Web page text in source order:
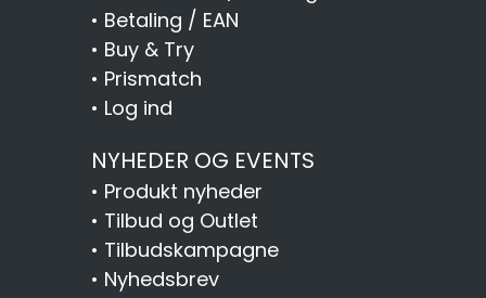
• Betaling / EAN
• Buy & Try
• Prismatch
• Log ind
NYHEDER OG EVENTS
• Produkt nyheder
• Tilbud og Outlet
• Tilbudskampagne
• Nyhedsbrev